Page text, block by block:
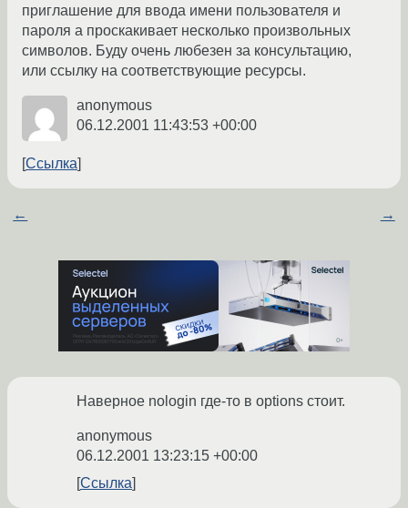
приглашение для ввода имени пользователя и
пароля а проскакивает несколько произвольных
символов. Буду очень любезен за консультацию,
или ссылку на соответствующие ресурсы.
anonymous
06.12.2001 11:43:53 +00:00
Ссылка
← →
Наверное nologin где-то в options стоит.
anonymous
06.12.2001 13:23:15 +00:00
Ссылка